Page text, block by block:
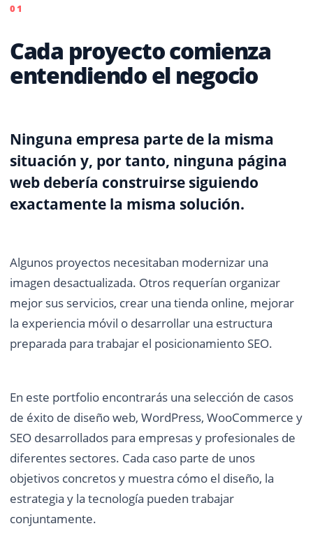
01
Cada proyecto comienza
entendiendo el negocio
Ninguna empresa parte de la misma
situación y, por tanto, ninguna página
web debería construirse siguiendo
exactamente la misma solución.
Algunos proyectos necesitaban modernizar una
imagen desactualizada. Otros requerían organizar
mejor sus servicios, crear una tienda online, mejorar
la experiencia móvil o desarrollar una estructura
preparada para trabajar el posicionamiento SEO.
En este portfolio encontrarás una selección de casos
de éxito de diseño web, WordPress, WooCommerce y
SEO desarrollados para empresas y profesionales de
diferentes sectores. Cada caso parte de unos
objetivos concretos y muestra cómo el diseño, la
estrategia y la tecnología pueden trabajar
conjuntamente.